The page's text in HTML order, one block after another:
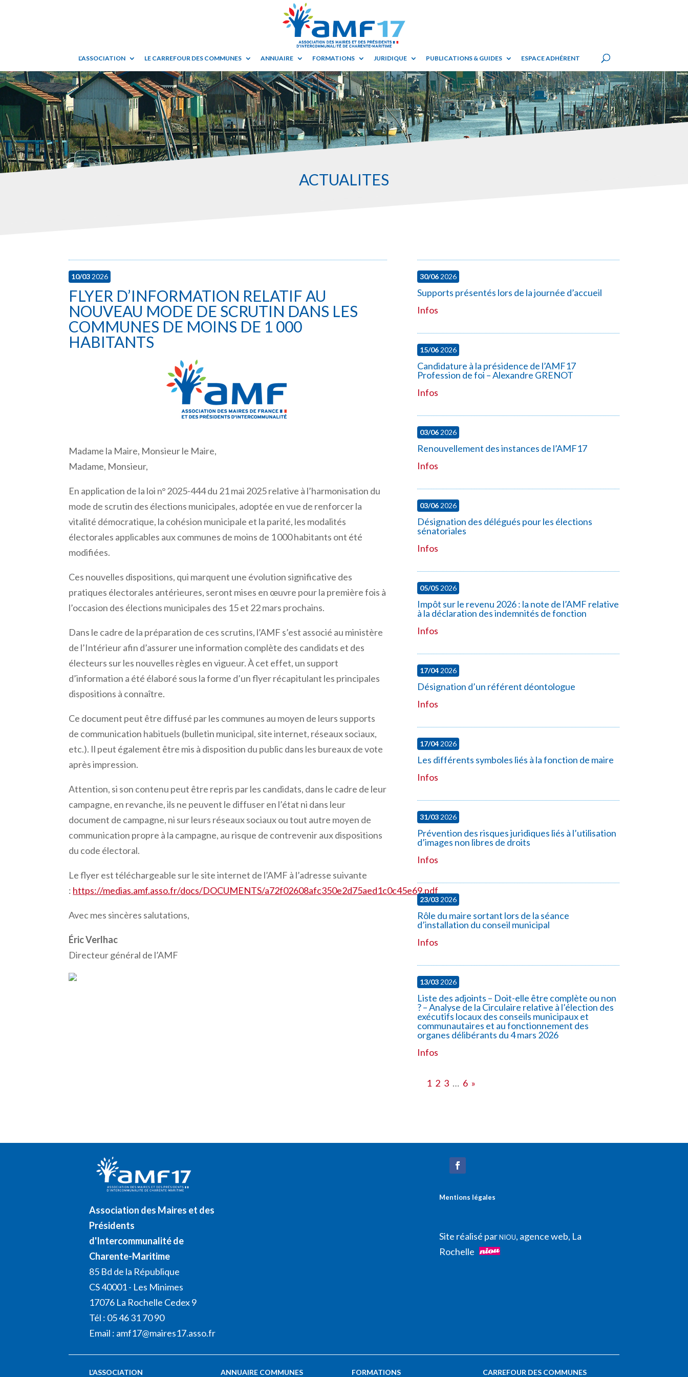
L’ASSOCIATION LE CARREFOUR DES COMMUNES ANNUAIRE FORMATIONS JURIDIQUE PUBLICATIONS & GUIDES ESPACE ADHÉRENT
ACTUALITES
10/03 2026
FLYER D’INFORMATION RELATIF AU
NOUVEAU MODE DE SCRUTIN DANS LES
COMMUNES DE MOINS DE 1 000
HABITANTS
Madame la Maire, Monsieur le Maire,
Madame, Monsieur,
En application de la loi n° 2025-444 du 21 mai 2025 relative à l’harmonisation du
mode de scrutin des élections municipales, adoptée en vue de renforcer la
vitalité démocratique, la cohésion municipale et la parité, les modalités
électorales applicables aux communes de moins de 1 000 habitants ont été
modifiées.
Ces nouvelles dispositions, qui marquent une évolution significative des
pratiques électorales antérieures, seront mises en œuvre pour la première fois à
l’occasion des élections municipales des 15 et 22 mars prochains.
Dans le cadre de la préparation de ces scrutins, l’AMF s’est associé au ministère
de l’Intérieur afin d’assurer une information complète des candidats et des
électeurs sur les nouvelles règles en vigueur. À cet effet, un support
d’information a été élaboré sous la forme d’un flyer récapitulant les principales
dispositions à connaître.
Ce document peut être diffusé par les communes au moyen de leurs supports
de communication habituels (bulletin municipal, site internet, réseaux sociaux,
etc.). Il peut également être mis à disposition du public dans les bureaux de vote
après impression.
Attention, si son contenu peut être repris par les candidats, dans le cadre de leur
campagne, en revanche, ils ne peuvent le diffuser en l’état ni dans leur
document de campagne, ni sur leurs réseaux sociaux ou tout autre moyen de
communication propre à la campagne, au risque de contrevenir aux dispositions
du code électoral.
Le flyer est téléchargeable sur le site internet de l’AMF à l’adresse suivante
: https://medias.amf.asso.fr/docs/DOCUMENTS/a72f02608afc350e2d75aed1c0c45e69.pdf
Avec mes sincères salutations,
Éric Verlhac
Directeur général de l’AMF
30/062026
Supports présentés lors de la journée d’accueil
Infos
15/062026
Candidature à la présidence de l’AMF17
Profession de foi – Alexandre GRENOT
Infos
03/062026
Renouvellement des instances de l’AMF17
Infos
03/062026
Désignation des délégués pour les élections
sénatoriales
Infos
05/052026
Impôt sur le revenu 2026 : la note de l’AMF relative
à la déclaration des indemnités de fonction
Infos
17/042026
Désignation d’un référent déontologue
Infos
17/042026
Les différents symboles liés à la fonction de maire
Infos
31/032026
Prévention des risques juridiques liés à l’utilisation
d’images non libres de droits
Infos
23/032026
Rôle du maire sortant lors de la séance
d’installation du conseil municipal
Infos
13/032026
Liste des adjoints – Doit-elle être complète ou non
? – Analyse de la Circulaire relative à l’élection des
exécutifs locaux des conseils municipaux et
communautaires et au fonctionnement des
organes délibérants du 4 mars 2026
Infos
1 2 3 … 6 »
Association des Maires et des
Présidents
d'Intercommunalité de
Charente-Maritime
85 Bd de la République
CS 40001 - Les Minimes
17076 La Rochelle Cedex 9
Tél : 05 46 31 70 90
Email : amf17@maires17.asso.fr
Mentions légales
Site réalisé parNIOU, agence web, La
Rochelle
L’ASSOCIATION ANNUAIRE COMMUNES FORMATIONS CARREFOUR DES COMMUNES